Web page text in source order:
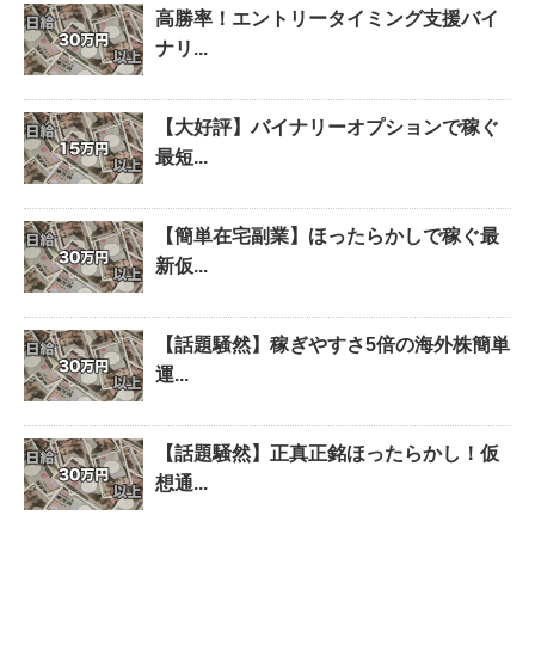
高勝率！エントリータイミング支援バイ
ナリ...
【大好評】バイナリーオプションで稼ぐ
最短...
【簡単在宅副業】ほったらかしで稼ぐ最
新仮...
【話題騒然】稼ぎやすさ5倍の海外株簡単
運...
【話題騒然】正真正銘ほったらかし！仮
想通...